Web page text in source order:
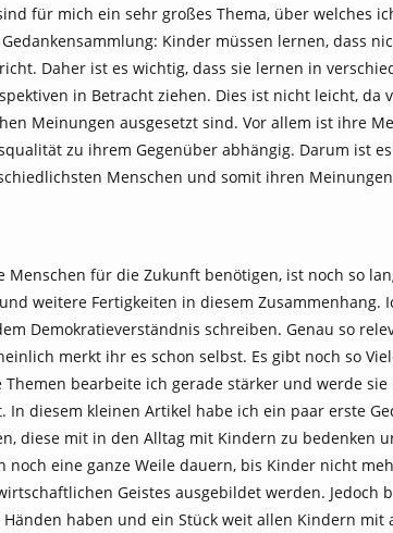
für mich ein sehr großes Thema, über welches
Kinder müssen lernen, dass
Daher ist es wichtig, dass sie lernen in
in Betracht ziehen. Dies ist nicht leicht, da
Meinungen ausgesetzt sind. Vor allem ist ihre
zu ihrem Gegenüber abhängig. Darum ist
Menschen und somit ihren
Menschen für die Zukunft benötigen, ist noch so
weitere Fertigkeiten in diesem Zusammenhang.
Demokratieverständnis schreiben. Genau so
merkt ihr es schon selbst. Es gibt noch so
Themen bearbeite ich gerade stärker und werde
In diesem kleinen Artikel habe ich ein paar erste
diese mit in den Alltag mit Kindern zu bedenken
eine ganze Weile dauern, bis Kinder nicht
Geistes ausgebildet werden. Jedoch
haben und ein Stück weit allen Kindern mit